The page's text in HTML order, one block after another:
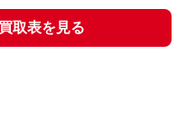
取表を見る